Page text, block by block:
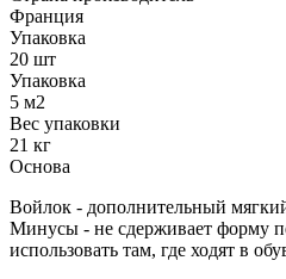
Франция
Упаковка
20 шт
Упаковка
5 м2
Вес упаковки
21 кг
Основа
Войлок - дополнительный
Минусы - не сдерживает форму
использовать там, где ходят в